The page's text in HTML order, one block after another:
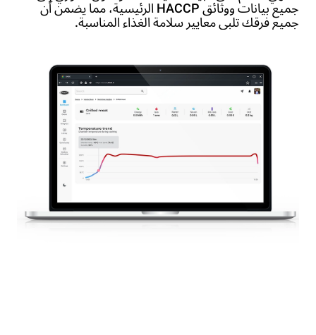
جميع بيانات ووثائق HACCP الرئيسية، مما يضمن أن
جميع فرقك تلبي معايير سلامة الغذاء المناسبة.